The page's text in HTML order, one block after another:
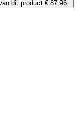
dit product € 87,96.